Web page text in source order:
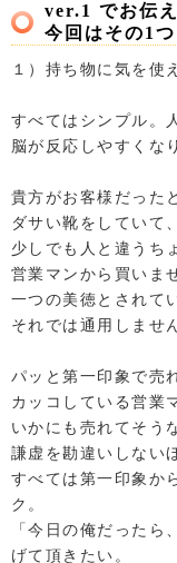
ver.1 でお伝
今回はその1
１）持ち物に気を使
すべてはシンプル。
脳が反応しやすくな
貴方がお客様だった
ダサい靴をしていて
少しでも人と違うち
営業マンから買いま
一つの美徳とされて
それでは通用しませ
パッと第一印象で売
カッコしている営業
いかにも売れてそう
謙虚を勘違いしない
すべては第一印象か
ク。
「今日の俺だった
げて頂きたい。